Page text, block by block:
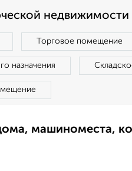
недвижимости
Торговое помещение
назначения
машиноместа,